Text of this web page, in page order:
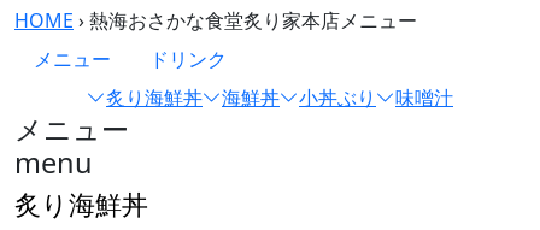
HOME ›熱海おさかな食堂炙り家本店メニュー
メニュー
ドリンク
炙り海鮮丼
海鮮丼 小丼ぶり 味噌汁
メニュー
menu
炙り海鮮丼